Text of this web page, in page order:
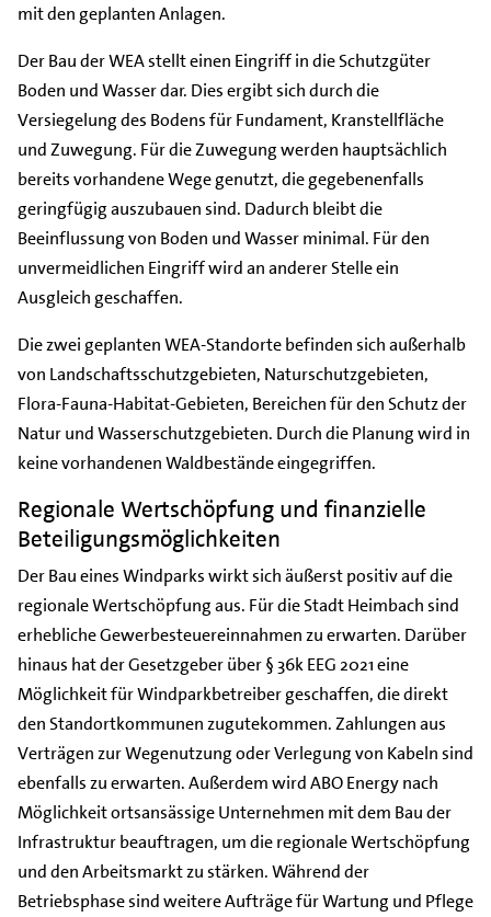
mit den geplanten Anlagen.
Der Bau der WEA stellt einen Eingriff in die Schutzgüter
Boden und Wasser dar. Dies ergibt sich durch die
Versiegelung des Bodens für Fundament, Kranstellfläche
und Zuwegung. Für die Zuwegung werden hauptsächlich
bereits vorhandene Wege genutzt, die gegebenenfalls
geringfügig auszubauen sind. Dadurch bleibt die
Beeinflussung von Boden und Wasser minimal. Für den
unvermeidlichen Eingriff wird an anderer Stelle ein
Ausgleich geschaffen.
Die zwei geplanten WEA-Standorte befinden sich außerhalb
von Landschaftsschutzgebieten, Naturschutzgebieten,
Flora-Fauna-Habitat-Gebieten, Bereichen für den Schutz der
Natur und Wasserschutzgebieten. Durch die Planung wird in
keine vorhandenen Waldbestände eingegriffen.
Regionale Wertschöpfung und finanzielle
Beteiligungsmöglichkeiten
Der Bau eines Windparks wirkt sich äußerst positiv auf die
regionale Wertschöpfung aus. Für die Stadt Heimbach sind
erhebliche Gewerbesteuereinnahmen zu erwarten. Darüber
hinaus hat der Gesetzgeber über § 36k EEG 2021 eine
Möglichkeit für Windparkbetreiber geschaffen, die direkt
den Standortkommunen zugutekommen. Zahlungen aus
Verträgen zur Wegenutzung oder Verlegung von Kabeln sind
ebenfalls zu erwarten. Außerdem wird ABO Energy nach
Möglichkeit ortsansässige Unternehmen mit dem Bau der
Infrastruktur beauftragen, um die regionale Wertschöpfung
und den Arbeitsmarkt zu stärken. Während der
Betriebsphase sind weitere Aufträge für Wartung und Pflege